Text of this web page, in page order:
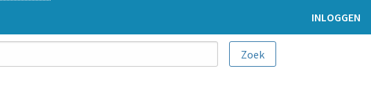
INLOGGEN